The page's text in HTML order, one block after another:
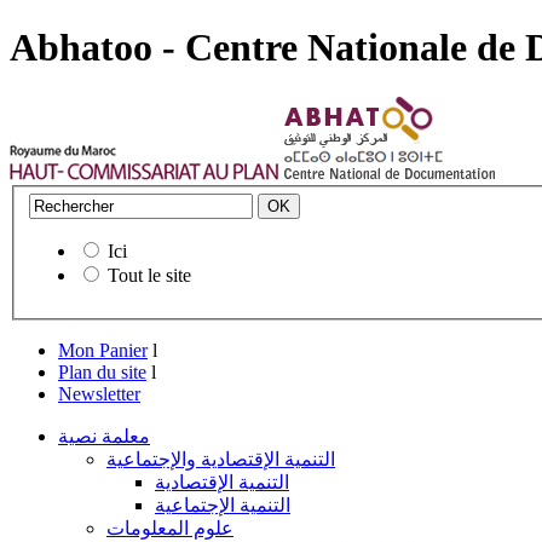
Abhatoo - Centre Nationale de
Ici
Tout le site
Mon Panier l
Plan du site l
Newsletter
معلمة نصية
التنمية الإقتصادية والإجتماعية
التنمية الإقتصادية
التنمية الإجتماعية
علوم المعلومات